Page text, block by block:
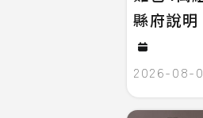
縣府說明
2026-08-